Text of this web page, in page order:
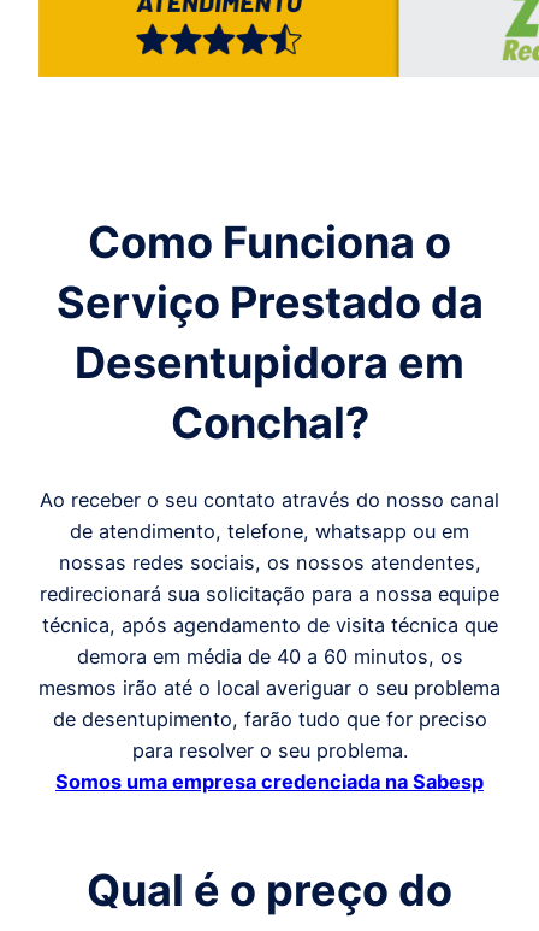
Como Funciona o
Serviço Prestado da
Desentupidora em
Conchal?
Ao receber o seu contato através do nosso canal
de atendimento, telefone, whatsapp ou em
nossas redes sociais, os nossos atendentes,
redirecionará sua solicitação para a nossa equipe
técnica, após agendamento de visita técnica que
demora em média de 40 a 60 minutos, os
mesmos irão até o local averiguar o seu problema
de desentupimento, farão tudo que for preciso
para resolver o seu problema.
Somos uma empresa credenciada na Sabesp
Qual é o preço do